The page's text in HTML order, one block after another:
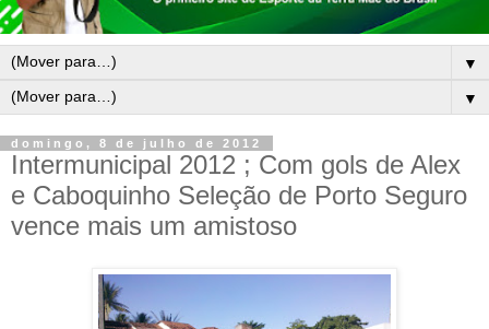
▼
▼
domingo, 8 de julho de 2012
Intermunicipal 2012 ; Com gols de Alex
e Caboquinho Seleção de Porto Seguro
vence mais um amistoso